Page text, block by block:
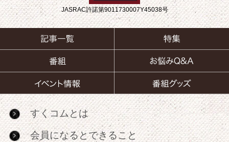
JASRAC許諾第9011730007Y45038号
すくコムとは
会員になるとできること